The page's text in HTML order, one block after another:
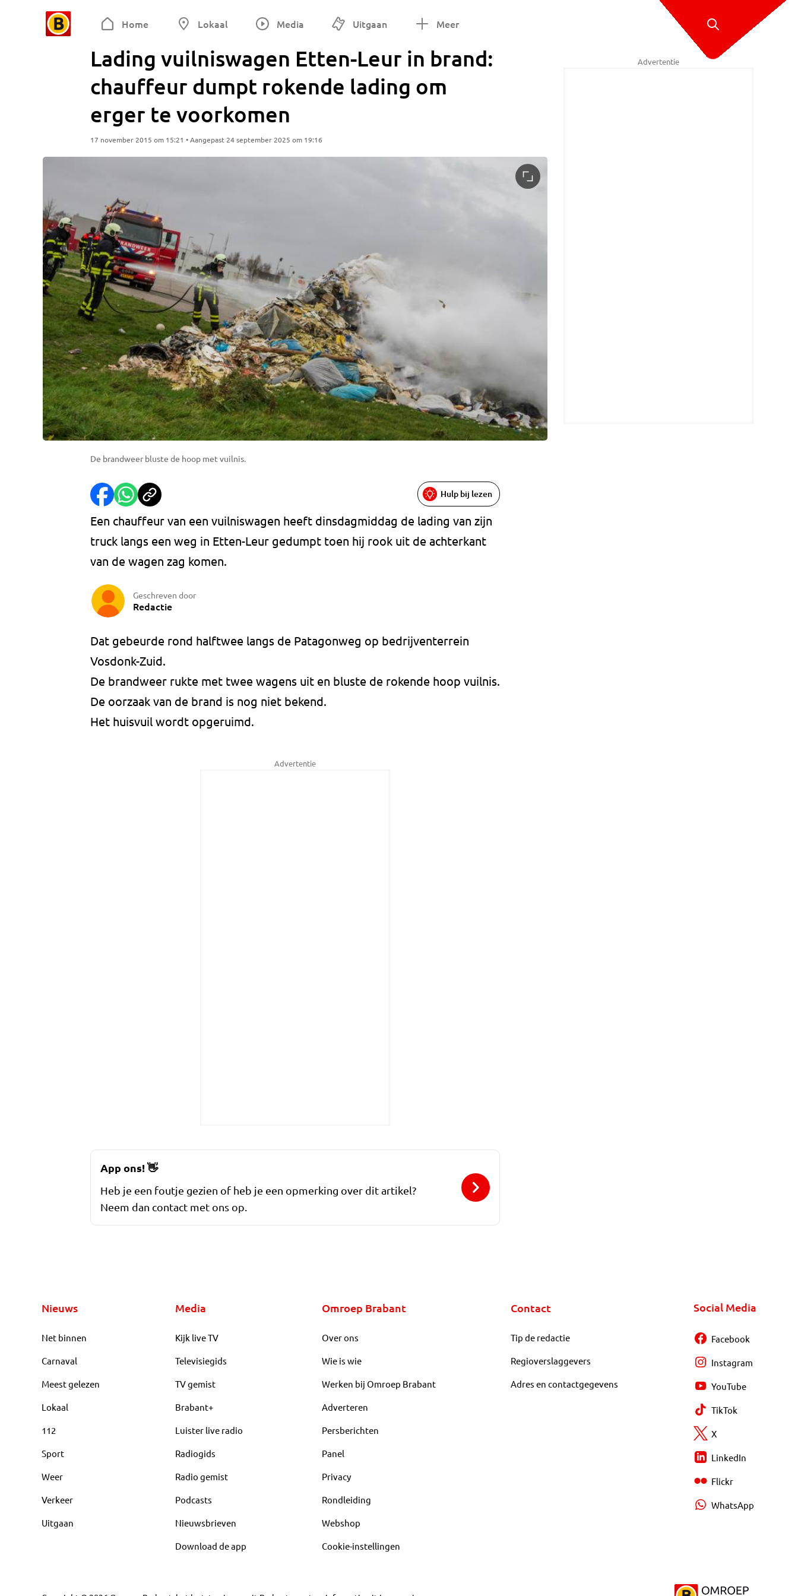
Home Lokaal Media Uitgaan Meer
Lading vuilniswagen Etten-Leur in brand:
chauffeur dumpt rokende lading om
erger te voorkomen
17 november 2015 om 15:21 • Aangepast 24 september 2025 om 19:16
De brandweer bluste de hoop met vuilnis.
Hulp bij lezen
Een chauffeur van een vuilniswagen heeft dinsdagmiddag de lading van zijn
truck langs een weg in Etten-Leur gedumpt toen hij rook uit de achterkant
van de wagen zag komen.
Geschreven door
Redactie
Dat gebeurde rond halftwee langs de Patagonweg op bedrijventerrein
Vosdonk-Zuid.
De brandweer rukte met twee wagens uit en bluste de rokende hoop vuilnis.
De oorzaak van de brand is nog niet bekend.
Het huisvuil wordt opgeruimd.
Advertentie
Advertentie
App ons!👋
Heb je een foutje gezien of heb je een opmerking over dit artikel?
Neem dan contact met ons op.
Nieuws
Net binnen
Carnaval
Meest gelezen
Lokaal
112
Sport
Weer
Verkeer
Uitgaan
Media
Kijk live TV
Televisiegids
TV gemist
Brabant+
Luister live radio
Radiogids
Radio gemist
Podcasts
Nieuwsbrieven
Download de app
Omroep Brabant
Over ons
Wie is wie
Werken bij Omroep Brabant
Adverteren
Persberichten
Panel
Privacy
Rondleiding
Webshop
Cookie-instellingen
Contact
Tip de redactie
Regioverslaggevers
Adres en contactgegevens
Social Media
Facebook
Instagram
YouTube
TikTok
X
LinkedIn
Flickr
WhatsApp